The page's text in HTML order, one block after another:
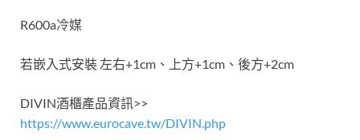
R600a冷媒
若嵌入式安裝 左右+1cm、上方+1cm、後方+2cm
DIVIN酒櫃產品資訊>>
https://www.eurocave.tw/DIVIN.php